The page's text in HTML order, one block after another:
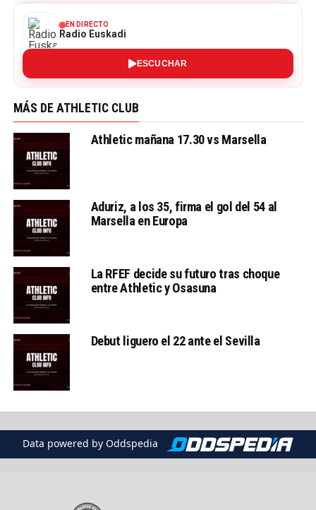
EN DIRECTO
Radio Euskadi
ESCUCHAR
MÁS DE ATHLETIC CLUB
Athletic mañana 17.30 vs Marsella
Aduriz, a los 35, firma el gol del 54 al
Marsella en Europa
La RFEF decide su futuro tras choque
entre Athletic y Osasuna
Debut liguero el 22 ante el Sevilla
Data powered by Oddspedia